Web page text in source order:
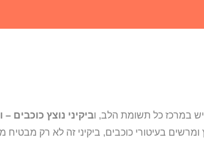
במרכז כל תשומת הלב, וביקיני נוצץ כוכבים –
ומרשים בעיטורי כוכבים, ביקיני זה לא רק